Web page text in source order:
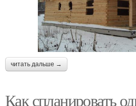
читать дальше →
Как спланировать